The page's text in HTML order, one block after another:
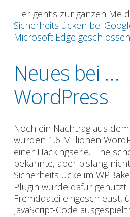
Hier geht’s zur ganzen
Sicherheitslücken bei
Microsoft Edge geschlossen
Neues bei …
WordPress
Noch ein Nachtrag aus dem
wurden 1,6 Millionen
einer Hackingserie. Eine
bekannte, aber bislang
Sicherheitslücke im
Plugin wurde dafür genutzt.
Fremddatei eingeschleust,
JavaScript-Code